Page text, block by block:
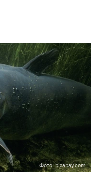
Фото: pixabay.com